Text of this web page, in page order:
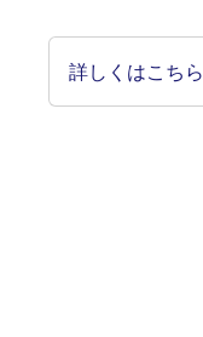
詳しくはこちら